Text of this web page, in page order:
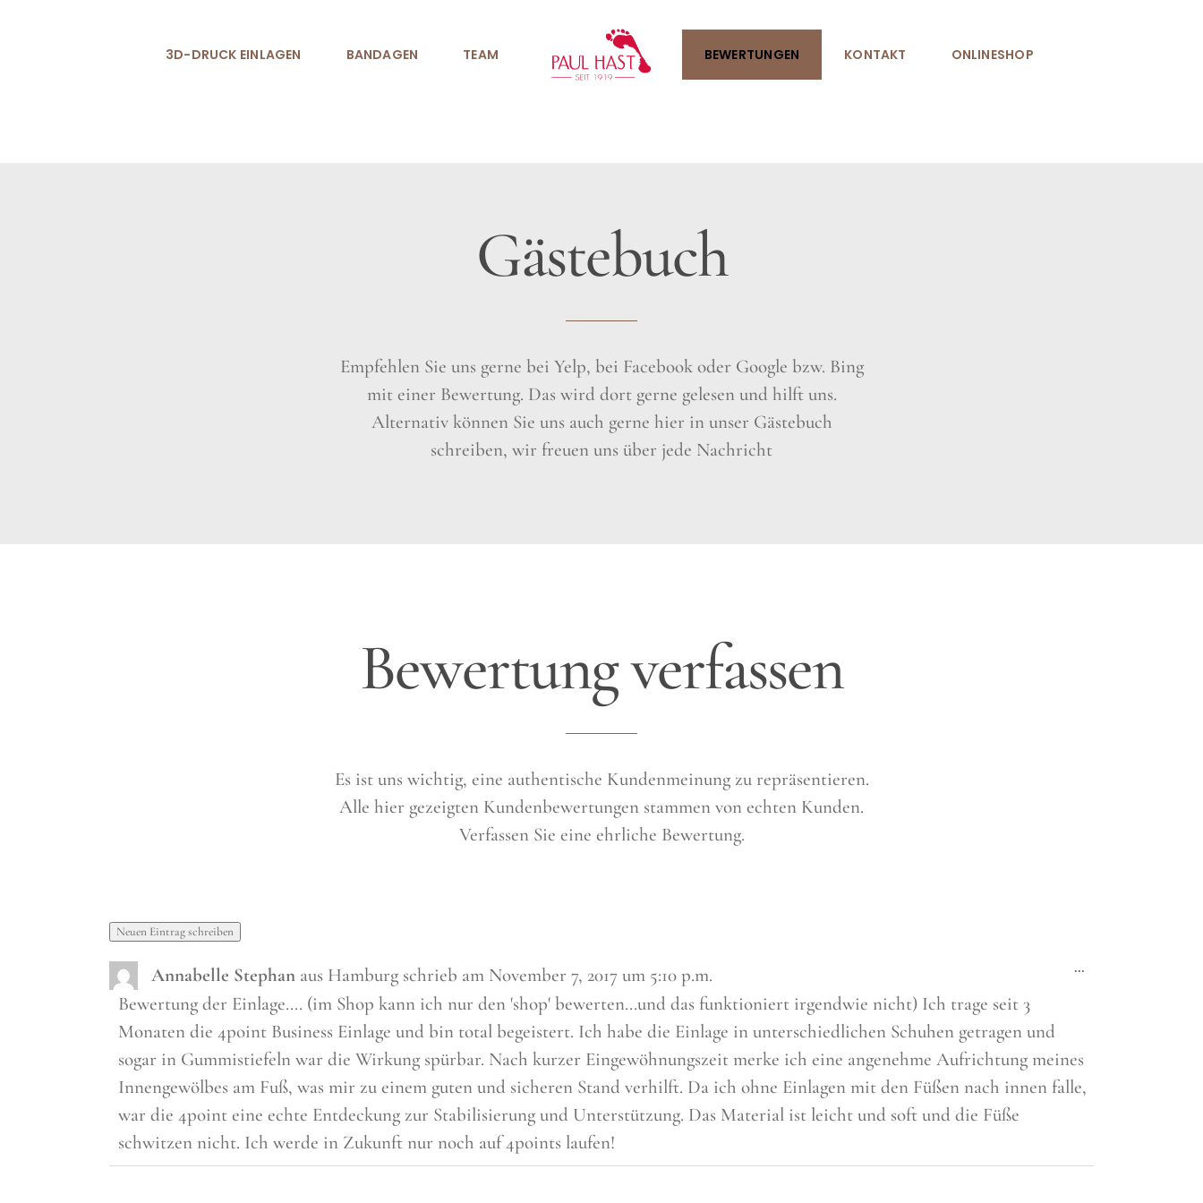
3D-DRUCK EINLAGEN BANDAGEN TEAM BEWERTUNGEN KONTAKT ONLINESHOP
Gästebuch
Empfehlen Sie uns gerne bei Yelp, bei Facebook oder Google bzw. Bing
mit einer Bewertung. Das wird dort gerne gelesen und hilft uns.
Alternativ können Sie uns auch gerne hier in unser Gästebuch
schreiben, wir freuen uns über jede Nachricht
Bewertung verfassen
Es ist uns wichtig, eine authentische Kundenmeinung zu repräsentieren.
Alle hier gezeigten Kundenbewertungen stammen von echten Kunden.
Verfassen Sie eine ehrliche Bewertung.
Annabelle Stephan aus Hamburg schrieb am November 7, 2017 um 5:10 p.m.
Bewertung der Einlage.... (im Shop kann ich nur den 'shop' bewerten...und das funktioniert irgendwie nicht) Ich trage seit 3
Monaten die 4point Business Einlage und bin total begeistert. Ich habe die Einlage in unterschiedlichen Schuhen getragen und
sogar in Gummistiefeln war die Wirkung spürbar. Nach kurzer Eingewöhnungszeit merke ich eine angenehme Aufrichtung meines
Innengewölbes am Fuß, was mir zu einem guten und sicheren Stand verhilft. Da ich ohne Einlagen mit den Füßen nach innen falle,
war die 4point eine echte Entdeckung zur Stabilisierung und Unterstützung. Das Material ist leicht und soft und die Füße
schwitzen nicht. Ich werde in Zukunft nur noch auf 4points laufen!
...